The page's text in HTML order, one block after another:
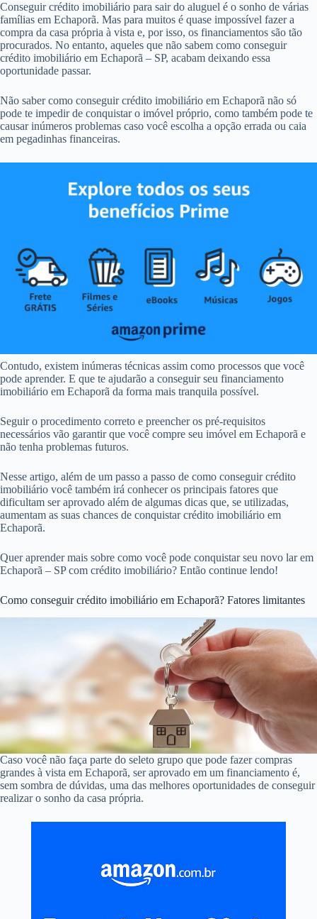
Conseguir crédito imobiliário para sair do aluguel é o sonho de várias
famílias em Echaporã. Mas para muitos é quase impossível fazer a
compra da casa própria à vista e, por isso, os financiamentos são tão
procurados. No entanto, aqueles que não sabem como conseguir
crédito imobiliário em Echaporã – SP, acabam deixando essa
oportunidade passar.
Não saber como conseguir crédito imobiliário em Echaporã não só
pode te impedir de conquistar o imóvel próprio, como também pode te
causar inúmeros problemas caso você escolha a opção errada ou caia
em pegadinhas financeiras.
Contudo, existem inúmeras técnicas assim como processos que você
pode aprender. E que te ajudarão a conseguir seu financiamento
imobiliário em Echaporã da forma mais tranquila possível.
Seguir o procedimento correto e preencher os pré-requisitos
necessários vão garantir que você compre seu imóvel em Echaporã e
não tenha problemas futuros.
Nesse artigo, além de um passo a passo de como conseguir crédito
imobiliário você também irá conhecer os principais fatores que
dificultam ser aprovado além de algumas dicas que, se utilizadas,
aumentam as suas chances de conquistar crédito imobiliário em
Echaporã.
Quer aprender mais sobre como você pode conquistar seu novo lar em
Echaporã – SP com crédito imobiliário? Então continue lendo!
Como conseguir crédito imobiliário em Echaporã? Fatores limitantes
Caso você não faça parte do seleto grupo que pode fazer compras
grandes à vista em Echaporã, ser aprovado em um financiamento é,
sem sombra de dúvidas, uma das melhores oportunidades de conseguir
realizar o sonho da casa própria.